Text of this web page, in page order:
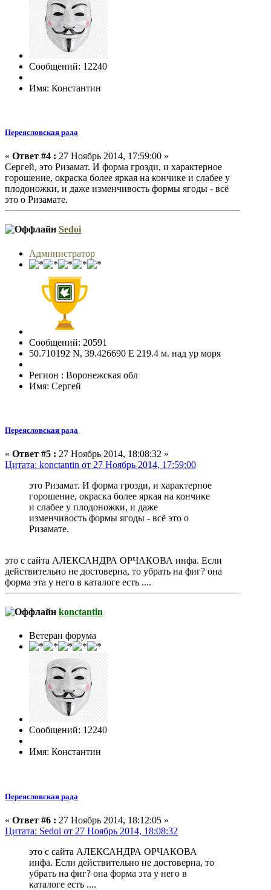
Сообщений: 12240
Имя: Константин
Переясловская рада
« Ответ #4 : 27 Ноябрь 2014, 17:59:00 »
Сергей, это Ризамат. И форма грозди, и характерное
горошение, окраска более яркая на кончике и слабее у
плодоножки, и даже изменчивость формы ягоды - всё
это о Ризамате.
Sedoi
Администратор
Сообщений: 20591
50.710192 N, 39.426690 E 219.4 м. над ур моря
Регион : Воронежская обл
Имя: Сергей
Переясловская рада
« Ответ #5 : 27 Ноябрь 2014, 18:08:32 »
Цитата: konctantin от 27 Ноябрь 2014, 17:59:00
это Ризамат. И форма грозди, и характерное
горошение, окраска более яркая на кончике
и слабее у плодоножки, и даже
изменчивость формы ягоды - всё это о
Ризамате.
это с сайта АЛЕКСАНДРА ОРЧАКОВА инфа. Если
действительно не достоверна, то убрать на фиг? она
форма эта у него в каталоге есть ....
konctantin
Ветеран форума
Сообщений: 12240
Имя: Константин
Переясловская рада
« Ответ #6 : 27 Ноябрь 2014, 18:12:05 »
Цитата: Sedoi от 27 Ноябрь 2014, 18:08:32
это с сайта АЛЕКСАНДРА ОРЧАКОВА
инфа. Если действительно не достоверна, то
убрать на фиг? она форма эта у него в
каталоге есть ....